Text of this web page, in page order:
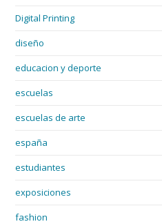
Digital Printing
diseño
educacion y deporte
escuelas
escuelas de arte
españa
estudiantes
exposiciones
fashion